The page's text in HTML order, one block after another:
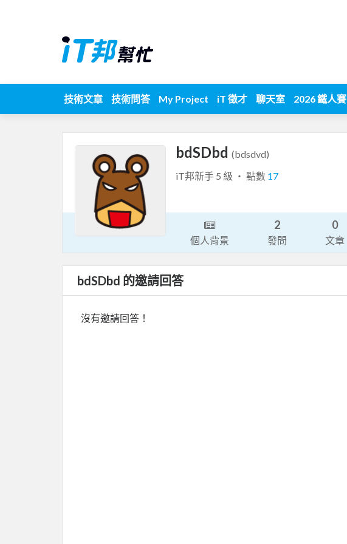
技術文章 技術問答 My Project iT 徵才 聊天室 2026 鐵人賽
bdSDbd (bdsdvd)
iT邦新手 5 級 ‧ 點數 17
個人背景
2
發問
0
文章
bdSDbd 的邀請回答
沒有邀請回答！